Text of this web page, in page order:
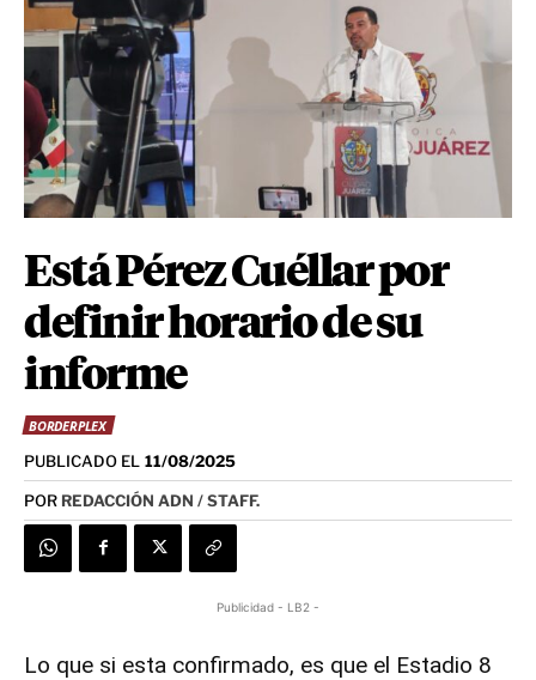
Está Pérez Cuéllar por
definir horario de su
informe
BORDERPLEX
PUBLICADO EL 11/08/2025
POR REDACCIÓN ADN / STAFF.
Publicidad - LB2 -
Lo que si esta confirmado, es que el Estadio 8